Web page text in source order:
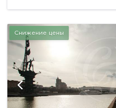
Снижение цены